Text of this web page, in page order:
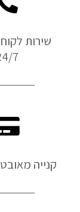
שירות
7
קנייה